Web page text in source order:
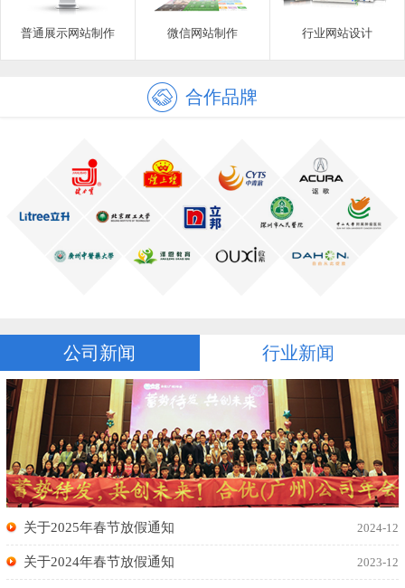
普通展示网站制作 微信网站制作 行业网站设计
合作品牌
公司新闻 行业新闻
关于2025年春节放假通知 2024-12
关于2024年春节放假通知 2023-12